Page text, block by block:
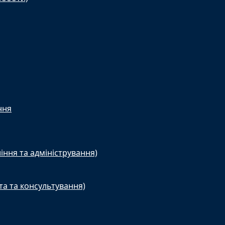
та адміністрування)
та консультування)